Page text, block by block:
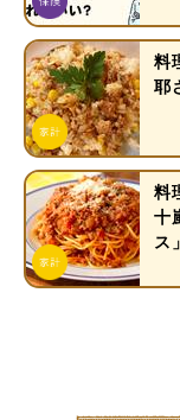
料
耶
料
十
ス」